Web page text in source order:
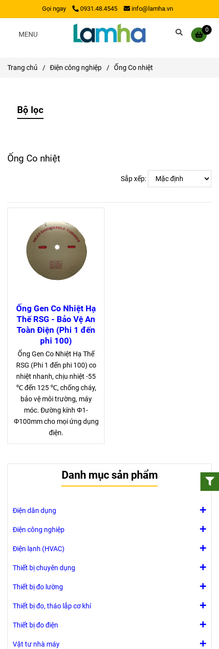
Gọi ngay 0931.48.4545 info@lamha.vn
0
MENU
Trang chủ / Điện công nghiệp / Ống Co nhiệt
Bộ lọc
Ống Co nhiệt
Sắp xếp:
Ống Gen Co Nhiệt Hạ
Thế RSG - Bảo Vệ An
Toàn Điện (Phi 1 đến
phi 100)
Ống Gen Co Nhiệt Hạ Thế
RSG (Phi 1 đến phi 100) co
nhiệt nhanh, chịu nhiệt -55
℃ đến 125 ℃, chống cháy,
bảo vệ môi trường, máy
móc. Đường kính Φ1-
Φ100mm cho mọi ứng dụng
điện.
Danh mục sản phẩm
Điện dân dụng
Điện công nghiệp
Điện lạnh (HVAC)
Thiết bị chuyên dụng
Thiết bị đo lường
Thiết bị đo, tháo lắp cơ khí
Thiết bị đo điện
Vật tư nhà máy